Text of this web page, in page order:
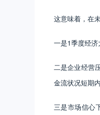
这意味着，在
一是1季度经济
二是企业经营
金流状况短期
三是市场信心